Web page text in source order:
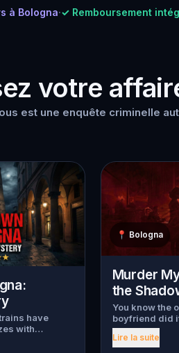
à Bologna·✓ Remboursement
votre
est une enquête criminelle
have
with
Italy is still
📍 Bologna
Murder
the
You know the
boyfriend did
night, love
Bella
Lire la suite